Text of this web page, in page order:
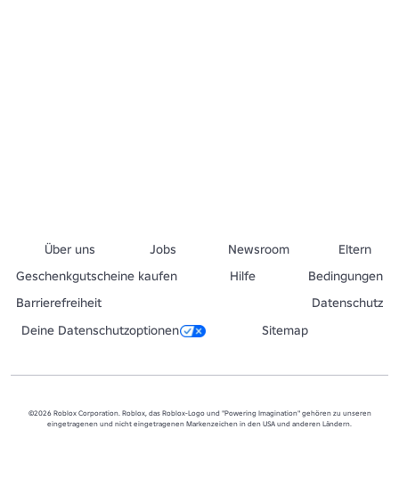
Über uns Jobs Newsroom
Eltern
Geschenkgutscheine kaufen
Hilfe
Bedingungen
Barrierefreiheit
Datenschutz
Deine Datenschutzoptionen
Sitemap
©2026 Roblox Corporation. Roblox, das Roblox-Logo und "Powering Imagination" gehören zu unseren
eingetragenen und nicht eingetragenen Markenzeichen in den USA und anderen Ländern.